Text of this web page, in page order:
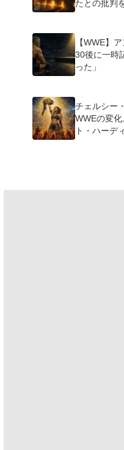
たとの批判
【WWE】
30後に一時
った」
チェルシー
WWEの変
ト・ハーデ